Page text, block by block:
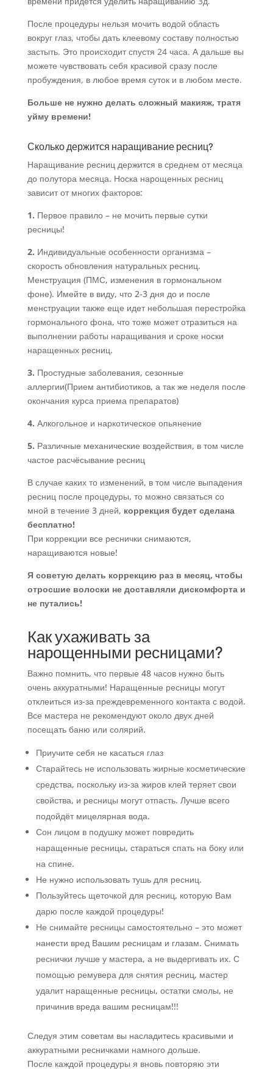
После процедуры нельзя мочить водой область
вокруг глаз, чтобы дать клеевому составу полностью
застыть. Это происходит спустя 24 часа. А дальше вы
можете чувствовать себя красивой сразу после
пробуждения, в любое время суток и в любом месте.
Больше не нужно делать сложный макияж, тратя
уйму времени!
Сколько держится наращивание ресниц?
Наращивание ресниц держится в среднем от месяца
до полутора месяца. Носка нарощенных ресниц
зависит от многих факторов:
1. Первое правило – не мочить первые сутки
ресницы!
2. Индивидуальные особенности организма –
скорость обновления натуральных ресниц.
Менструация (ПМС, изменения в гормональном
фоне). Имейте в виду, что 2-3 дня до и после
менструации также еще идет небольшая перестройка
гормонального фона, что тоже может отразиться на
выполнении работы наращивания и сроке носки
наращенных ресниц.
3. Простудные заболевания, сезонные
аллергии(Прием антибиотиков, а так же неделя после
окончания курса приема препаратов)
4. Алкогольное и наркотическое опьянение
5. Различные механические воздействия, в том числе
частое расчёсывание ресниц
В случае каких то изменений, в том числе выпадения
ресниц после процедуры, то можно связаться со
мной в течение 3 дней, коррекция будет сделана
бесплатно!
При коррекции все реснички снимаются,
наращиваются новые!
Я советую делать коррекцию раз в месяц, чтобы
отросшие волоски не доставляли дискомфорта и
не путались!
Как ухаживать за
нарощенными ресницами?
Важно помнить, что первые 48 часов нужно быть
очень аккуратными! Наращенные ресницы могут
отклеиться из-за преждевременного контакта с водой.
Все мастера не рекомендуют около двух дней
посещать баню или солярий.
Приучите себя не касаться глаз
Старайтесь не использовать жирные косметические
средства, поскольку из-за жиров клей теряет свои
свойства, и ресницы могут отпасть. Лучше всего
подойдёт мицелярная вода.
Сон лицом в подушку может повредить
наращенные ресницы, стараться спать на боку или
на спине.
Не нужно использовать тушь для ресниц.
Пользуйтесь щеточкой для ресниц, которую Вам
дарю после каждой процедуры!
Не снимайте ресницы самостоятельно – это может
нанести вред Вашим ресницам и глазам. Снимать
реснички лучше у мастера, а не выдергивать их. С
помощью ремувера для снятия ресниц, мастер
удалит наращенные ресницы, остатки смолы, не
причинив вреда вашим ресницам!!!
Следуя этим советам вы насладитесь красивыми и
аккуратными ресничками намного дольше.
После каждой процедуры я вновь повторяю эти